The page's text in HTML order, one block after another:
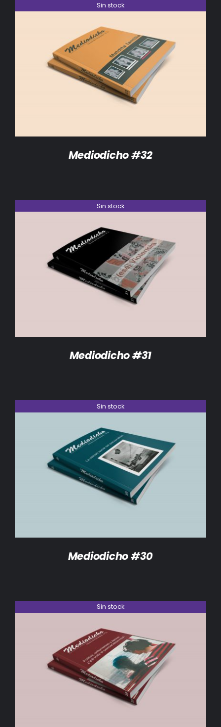
Sin stock
DETALLES
Mediodicho #32
Sin stock
DETALLES
Mediodicho #31
Sin stock
DETALLES
Mediodicho #30
Sin stock
DETALLES